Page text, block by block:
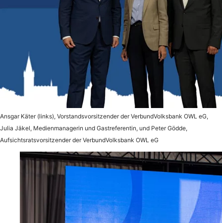
Ansgar Käter (links), Vorstandsvorsitzender der VerbundVolksbank OWL eG,
Julia Jäkel, Medienmanagerin und Gastreferentin, und Peter Gödde,
Aufsichtsratsvorsitzender der VerbundVolksbank OWL eG